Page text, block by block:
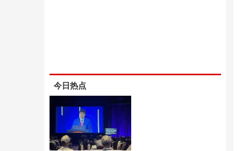
今日热点